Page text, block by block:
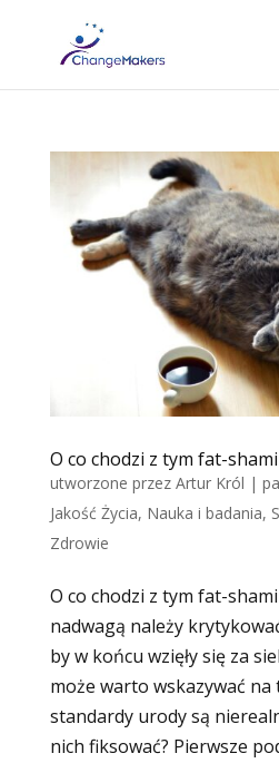
O co chodzi z tym fat-
utworzone przez Artur Król |
Jakość Życia, Nauka i badania,
Zdrowie
O co chodzi z tym fat-
nadwagą należy
by w końcu wzięły się za
może warto wskazywać na
standardy urody są
nich fiksować? Pierwsze